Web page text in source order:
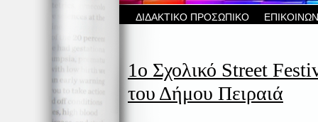
ΔΙΔΑΚΤΙΚΟ ΠΡΟΣΩΠΙΚΟ
1ο Σχολικό Street
του Δήμου Πειραιά